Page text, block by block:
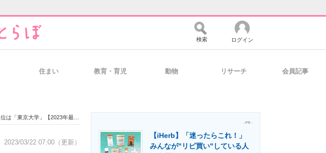
経営リーダーのコミュニティ マーケ×ITの今がよく分かる
検索 ログイン
住まい 教育・育児 動物 リサーチ 会員記事
大学」【2023年最新調査結果】
2023/03/22 07:00（更新）
- PR -
【iHerb】「迷ったらこれ！」
みんなが"リピ買い"している人